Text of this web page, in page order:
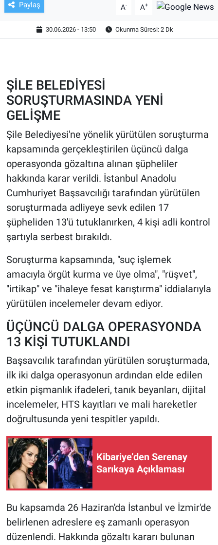
Paylaş A- A+
30.06.2026 - 13:50 Okunma Süresi: 2 Dk
ŞİLE BELEDİYESİ
SORUŞTURMASINDA YENİ
GELİŞME
Şile Belediyesi'ne yönelik yürütülen soruşturma
kapsamında gerçekleştirilen üçüncü dalga
operasyonda gözaltına alınan şüpheliler
hakkında karar verildi. İstanbul Anadolu
Cumhuriyet Başsavcılığı tarafından yürütülen
soruşturmada adliyeye sevk edilen 17
şüpheliden 13'ü tutuklanırken, 4 kişi adli kontrol
şartıyla serbest bırakıldı.
Soruşturma kapsamında, "suç işlemek
amacıyla örgüt kurma ve üye olma", "rüşvet",
"irtikap" ve "ihaleye fesat karıştırma" iddialarıyla
yürütülen incelemeler devam ediyor.
ÜÇÜNCÜ DALGA OPERASYONDA
13 KİŞİ TUTUKLANDI
Başsavcılık tarafından yürütülen soruşturmada,
ilk iki dalga operasyonun ardından elde edilen
etkin pişmanlık ifadeleri, tanık beyanları, dijital
incelemeler, HTS kayıtları ve mali hareketler
doğrultusunda yeni tespitler yapıldı.
Kibariye’den Serenay
Sarıkaya Açıklaması
Bu kapsamda 26 Haziran'da İstanbul ve İzmir'de
belirlenen adreslere eş zamanlı operasyon
düzenlendi. Hakkında gözaltı kararı bulunan
EKONOMİ
ÇEVRE
HABERDE İNSAN
POLİTİKA
SPOR
MAGAZİN
Bilim, Teknoloji